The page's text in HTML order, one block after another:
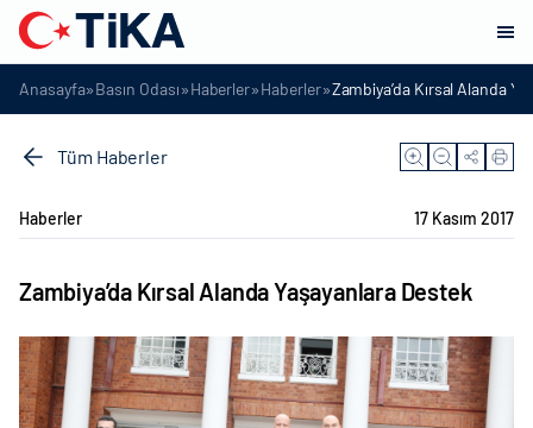
Anasayfa»Basın Odası»Haberler»Haberler»Zambiya’da Kırsal Alanda
Tüm Haberler
Haberler 17 Kasım 2017
Zambiya’da Kırsal Alanda Yaşayanlara Destek